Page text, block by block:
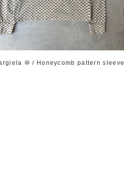
⑩ / Honeycomb pattern sleeve